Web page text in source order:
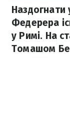
Наздогнати
Федерера
у Римі. На
Томашом